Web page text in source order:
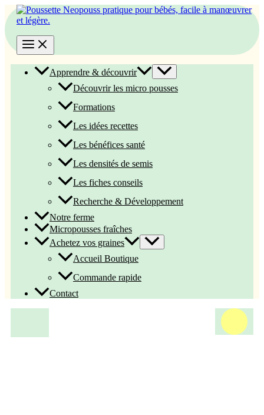
Aller
au
Apprendre & découvrir
Découvrir les micro pousses
Formations
Les idées recettes
Les bénéfices santé
Les densités de semis
Les fiches conseils
Recherche & Développement
Notre ferme
Micropousses fraîches
Achetez vos graines
Accueil Boutique
Commande rapide
Contact